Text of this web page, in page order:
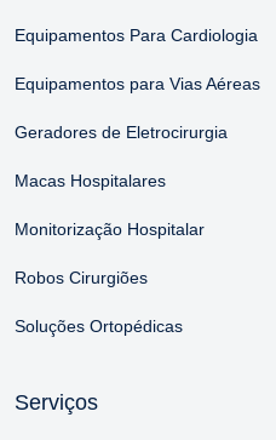
Equipamentos Para Cardiologia
Equipamentos para Vias Aéreas
Geradores de Eletrocirurgia
Macas Hospitalares
Monitorização Hospitalar
Robos Cirurgiões
Soluções Ortopédicas
Serviços